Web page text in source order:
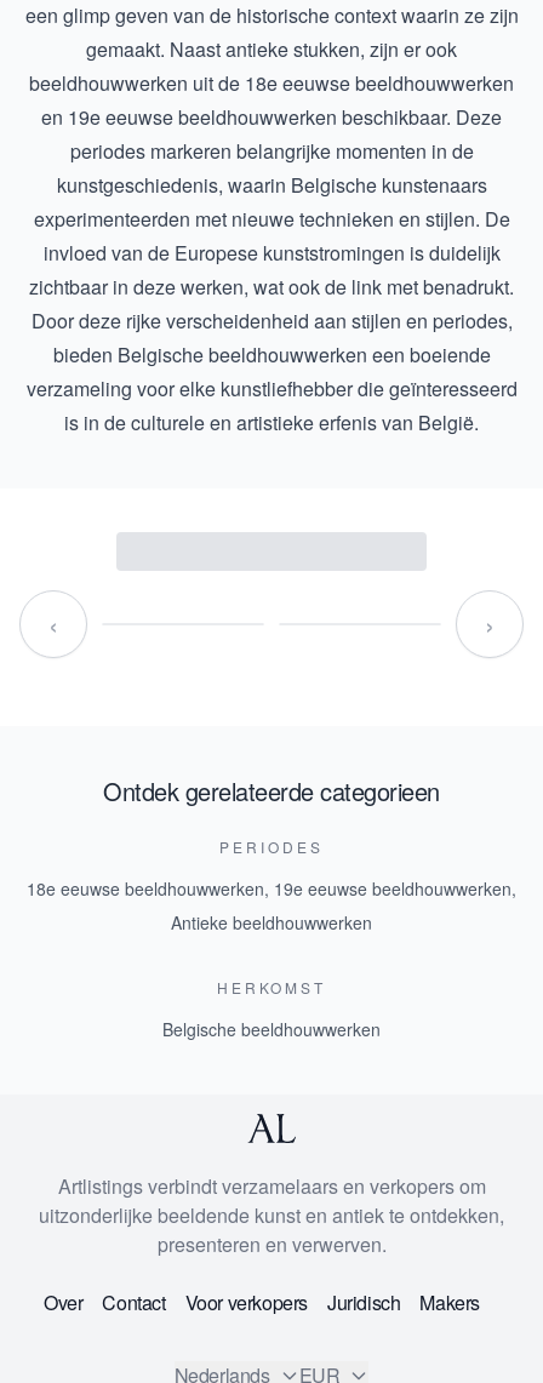
een glimp geven van de historische context waarin ze zijn
gemaakt. Naast antieke stukken, zijn er ook
beeldhouwwerken uit de 18e eeuwse beeldhouwwerken
en 19e eeuwse beeldhouwwerken beschikbaar. Deze
periodes markeren belangrijke momenten in de
kunstgeschiedenis, waarin Belgische kunstenaars
experimenteerden met nieuwe technieken en stijlen. De
invloed van de Europese kunststromingen is duidelijk
zichtbaar in deze werken, wat ook de link met benadrukt.
Door deze rijke verscheidenheid aan stijlen en periodes,
bieden Belgische beeldhouwwerken een boeiende
verzameling voor elke kunstliefhebber die geïnteresseerd
is in de culturele en artistieke erfenis van België.
‹ ›
Ontdek gerelateerde categorieen
PERIODES
18e eeuwse beeldhouwwerken, 19e eeuwse beeldhouwwerken,
Antieke beeldhouwwerken
HERKOMST
Belgische beeldhouwwerken
Artlistings verbindt verzamelaars en verkopers om
uitzonderlijke beeldende kunst en antiek te ontdekken,
presenteren en verwerven.
Over Contact Voor verkopers Juridisch Makers
Nederlands EUR